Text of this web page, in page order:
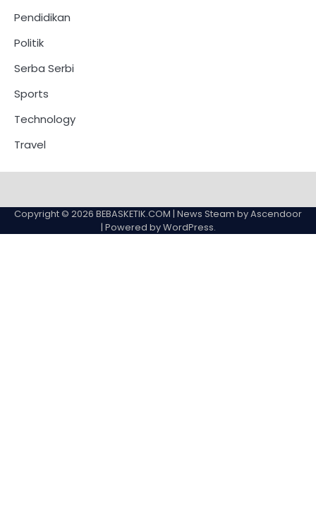
Pendidikan
Politik
Serba Serbi
Sports
Technology
Travel
Copyright © 2026 BEBASKETIK.COM | News Steam byAscendoor
| Powered byWordPress.